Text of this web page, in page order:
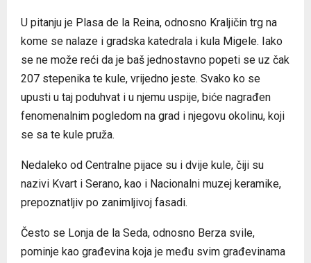
U pitanju je Plasa de la Reina, odnosno Kraljičin trg na
kome se nalaze i gradska katedrala i kula Migele. Iako
se ne može reći da je baš jednostavno popeti se uz čak
207 stepenika te kule, vrijedno jeste. Svako ko se
upusti u taj poduhvat i u njemu uspije, biće nagrađen
fenomenalnim pogledom na grad i njegovu okolinu, koji
se sa te kule pruža.
Nedaleko od Centralne pijace su i dvije kule, čiji su
nazivi Kvart i Serano, kao i Nacionalni muzej keramike,
prepoznatljiv po zanimljivoj fasadi.
Često se Lonja de la Seda, odnosno Berza svile,
pominje kao građevina koja je među svim građevinama